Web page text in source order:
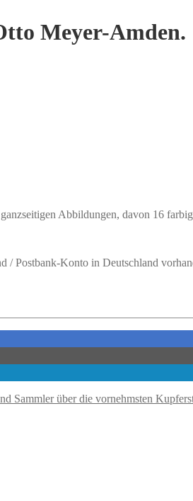
Meyer-Amden.
Abbildungen, davon 16
/ Postbank-Konto in Deutschland